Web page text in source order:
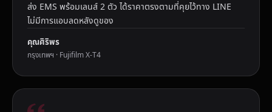
ส่ง EMS พร้อมเลนส์ 2 ตัว ได้ราคาตรงตามที่คุยไว้ทาง LINE
ไม่มีการแอบลดหลังดูของ
คุณศิริพร
กรุงเทพฯ · Fujifilm X-T4